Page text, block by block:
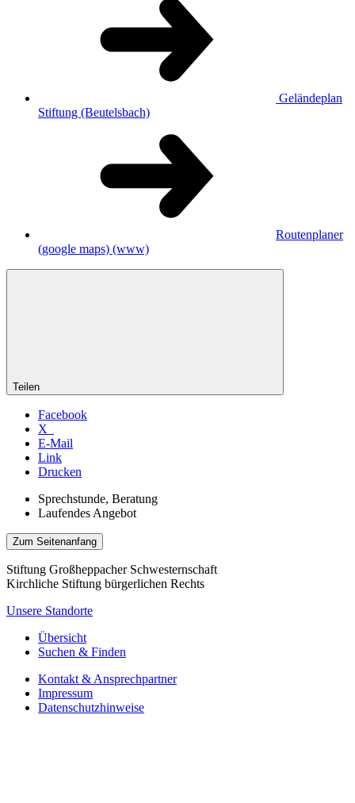
Geländeplan
Stiftung (Beutelsbach)
Routenplaner
(google maps) (www)
Teilen
Facebook
X
E-Mail
Link
Drucken
Sprechstunde, Beratung
Laufendes Angebot
Zum Seitenanfang
Stiftung Großheppacher Schwesternschaft
Kirchliche Stiftung bürgerlichen Rechts
Unsere Standorte
Übersicht
Suchen & Finden
Kontakt & Ansprechpartner
Impressum
Datenschutzhinweise